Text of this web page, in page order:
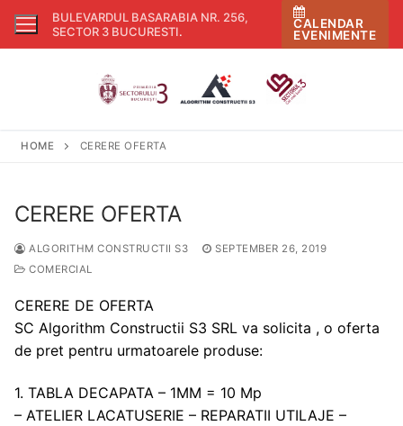
Skip
BULEVARDUL BASARABIA NR. 256,
SECTOR 3 BUCURESTI.
CALENDAR
EVENIMENTE
HOME CERERE OFERTA
CERERE OFERTA
ALGORITHM CONSTRUCTII S3
SEPTEMBER 26, 2019
COMERCIAL
CERERE DE OFERTA
SC Algorithm Constructii S3 SRL va solicita , o oferta
de pret pentru urmatoarele produse:
1. TABLA DECAPATA – 1MM = 10 Mp
– ATELIER LACATUSERIE – REPARATII UTILAJE –